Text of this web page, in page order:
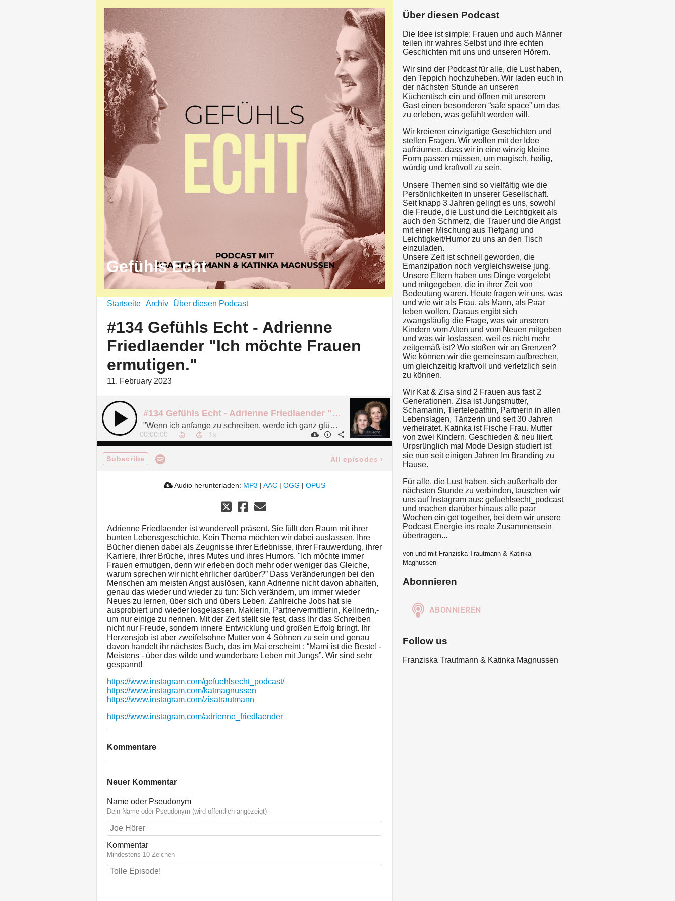
Gefühls Echt
Startseite Archiv Über diesen Podcast
#134 Gefühls Echt - Adrienne
Friedlaender "Ich möchte Frauen
ermutigen."
11. February 2023
#134 Gefühls Echt - Adrienne Friedlaender "Ich möchte Frauen ermutigen."
"Wenn ich anfange zu schreiben, werde ich ganz glücklich."
00:00:00
Subscribe All episodes ›
Audio herunterladen: MP3 | AAC | OGG | OPUS
Adrienne Friedlaender ist wundervoll präsent. Sie füllt den Raum mit ihrer
bunten Lebensgeschichte. Kein Thema möchten wir dabei auslassen. Ihre
Bücher dienen dabei als Zeugnisse ihrer Erlebnisse, ihrer Frauwerdung, ihrer
Karriere, ihrer Brüche, ihres Mutes und ihres Humors. "Ich möchte immer
Frauen ermutigen, denn wir erleben doch mehr oder weniger das Gleiche,
warum sprechen wir nicht ehrlicher darüber?” Dass Veränderungen bei den
Menschen am meisten Angst auslösen, kann Adrienne nicht davon abhalten,
genau das wieder und wieder zu tun: Sich verändern, um immer wieder
Neues zu lernen, über sich und übers Leben. Zahlreiche Jobs hat sie
ausprobiert und wieder losgelassen. Maklerin, Partnervermittlerin, Kellnerin,-
um nur einige zu nennen. Mit der Zeit stellt sie fest, dass Ihr das Schreiben
nicht nur Freude, sondern innere Entwicklung und großen Erfolg bringt. Ihr
Herzensjob ist aber zweifelsohne Mutter von 4 Söhnen zu sein und genau
davon handelt ihr nächstes Buch, das im Mai erscheint : “Mami ist die Beste! -
Meistens - über das wilde und wunderbare Leben mit Jungs”. Wir sind sehr
gespannt!
https://www.instagram.com/gefuehlsecht_podcast/
https://www.instagram.com/katmagnussen
https://www.instagram.com/zisatrautmann
https://www.instagram.com/adrienne_friedlaender
Kommentare
Neuer Kommentar
Name oder Pseudonym
Dein Name oder Pseudonym (wird öffentlich angezeigt)
Kommentar
Mindestens 10 Zeichen
Über diesen Podcast
Die Idee ist simple: Frauen und auch Männer
teilen ihr wahres Selbst und ihre echten
Geschichten mit uns und unseren Hörern.
Wir sind der Podcast für alle, die Lust haben,
den Teppich hochzuheben. Wir laden euch in
der nächsten Stunde an unseren
Küchentisch ein und öffnen mit unserem
Gast einen besonderen “safe space” um das
zu erleben, was gefühlt werden will.
Wir kreieren einzigartige Geschichten und
stellen Fragen. Wir wollen mit der Idee
aufräumen, dass wir in eine winzig kleine
Form passen müssen, um magisch, heilig,
würdig und kraftvoll zu sein.
Unsere Themen sind so vielfältig wie die
Persönlichkeiten in unserer Gesellschaft.
Seit knapp 3 Jahren gelingt es uns, sowohl
die Freude, die Lust und die Leichtigkeit als
auch den Schmerz, die Trauer und die Angst
mit einer Mischung aus Tiefgang und
Leichtigkeit/Humor zu uns an den Tisch
einzuladen.
Unsere Zeit ist schnell geworden, die
Emanzipation noch vergleichsweise jung.
Unsere Eltern haben uns Dinge vorgelebt
und mitgegeben, die in ihrer Zeit von
Bedeutung waren. Heute fragen wir uns, was
und wie wir als Frau, als Mann, als Paar
leben wollen. Daraus ergibt sich
zwangsläufig die Frage, was wir unseren
Kindern vom Alten und vom Neuen mitgeben
und was wir loslassen, weil es nicht mehr
zeitgemäß ist? Wo stoßen wir an Grenzen?
Wie können wir die gemeinsam aufbrechen,
um gleichzeitig kraftvoll und verletzlich sein
zu können.
Wir Kat & Zisa sind 2 Frauen aus fast 2
Generationen. Zisa ist Jungsmutter,
Schamanin, Tiertelepathin, Partnerin in allen
Lebenslagen, Tänzerin und seit 30 Jahren
verheiratet. Katinka ist Fische Frau. Mutter
von zwei Kindern. Geschieden & neu liiert.
Urpsrünglich mal Mode Design studiert ist
sie nun seit einigen Jahren Im Branding zu
Hause.
Für alle, die Lust haben, sich außerhalb der
nächsten Stunde zu verbinden, tauschen wir
uns auf Instagram aus: gefuehlsecht_podcast
und machen darüber hinaus alle paar
Wochen ein get together, bei dem wir unsere
Podcast Energie ins reale Zusammensein
übertragen...
von und mit Franziska Trautmann & Katinka
Magnussen
Abonnieren
Follow us
Franziska Trautmann & Katinka Magnussen